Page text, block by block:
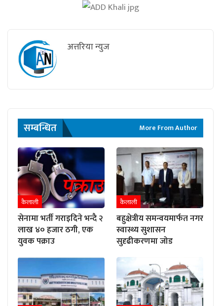
अत्तरिया न्युज
सम्बन्धित More From Author
कैलाली
सेनामा भर्ती गराइदिने भन्दै २
लाख ४० हजार ठगी, एक
युवक पक्राउ
कैलाली
बहुक्षेत्रीय समन्वयमार्फत नगर
स्वास्थ्य सुशासन
सुदृढीकरणमा जोड